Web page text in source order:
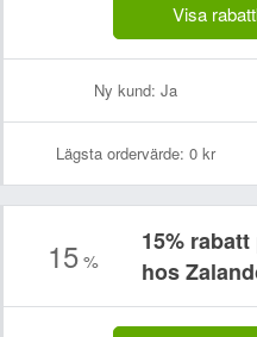
Visa
Ny kund: Ja
Lägsta ordervärde: 0 kr
15 %
15%
hos